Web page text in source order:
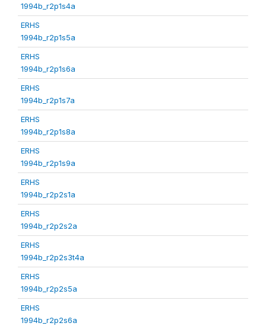
1994b_r2p1s4a
ERHS
1994b_r2p1s5a
ERHS
1994b_r2p1s6a
ERHS
1994b_r2p1s7a
ERHS
1994b_r2p1s8a
ERHS
1994b_r2p1s9a
ERHS
1994b_r2p2s1a
ERHS
1994b_r2p2s2a
ERHS
1994b_r2p2s3t4a
ERHS
1994b_r2p2s5a
ERHS
1994b_r2p2s6a